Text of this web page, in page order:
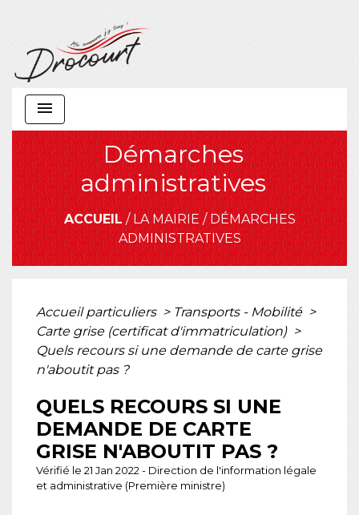
menu
Démarches
administratives
ACCUEIL/LA MAIRIE/DÉMARCHES
ADMINISTRATIVES
Accueil particuliers > Transports - Mobilité >
Carte grise (certificat d'immatriculation) >
Quels recours si une demande de carte grise
n'aboutit pas ?
QUELS RECOURS SI UNE
DEMANDE DE CARTE
GRISE N'ABOUTIT PAS ?
Vérifié le 21 Jan 2022 - Direction de l'information légale
et administrative (Première ministre)